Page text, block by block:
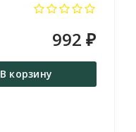
992 ₽
В корзину